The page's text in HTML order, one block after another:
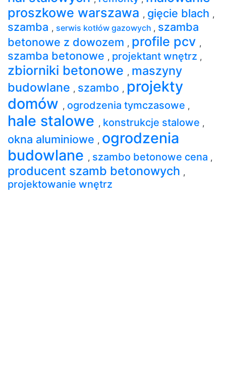
proszkowe warszawa , gięcie blach ,
szamba , serwis kotłów gazowych , szamba
betonowe z dowozem , profile pcv ,
szamba betonowe , projektant wnętrz ,
zbiorniki betonowe , maszyny
budowlane , szambo , projekty
domów , ogrodzenia tymczasowe ,
hale stalowe , konstrukcje stalowe ,
okna aluminiowe , ogrodzenia
budowlane , szambo betonowe cena ,
producent szamb betonowych ,
projektowanie wnętrz